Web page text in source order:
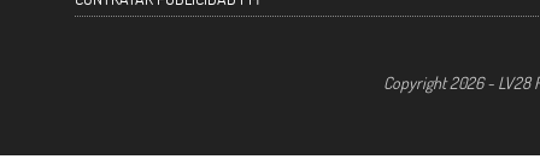
Copyright 2026 - LV28